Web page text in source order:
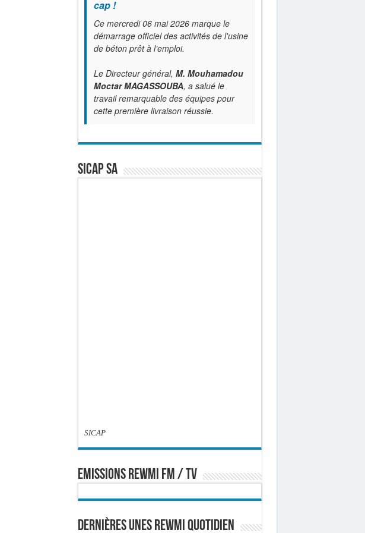
cap !
Ce mercredi 06 mai 2026 marque le
démarrage officiel des activités de l'usine
de béton prêt à l’emploi.
Le Directeur général, M. Mouhamadou
Moctar MAGASSOUBA, a salué le
travail remarquable des équipes pour
cette première livraison réussie.
SICAP SA
SICAP
EMISSIONS REWMI FM / TV
Dernières Unes Rewmi Quotidien